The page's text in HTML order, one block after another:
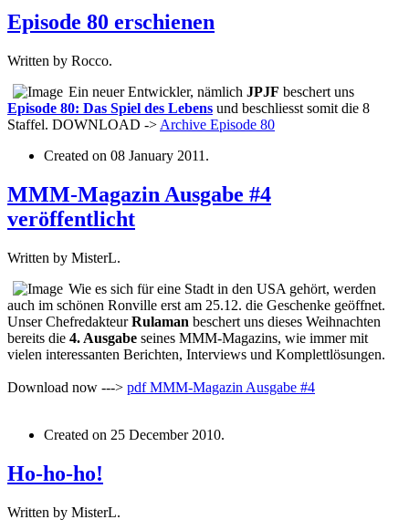
Episode 80 erschienen
Written by Rocco.
Ein neuer Entwickler, nämlich JPJF beschert uns
Episode 80: Das Spiel des Lebens und beschliesst somit die 8
Staffel. DOWNLOAD -> Archive Episode 80
Created on 08 January 2011 .
MMM-Magazin Ausgabe #4
veröffentlicht
Written by MisterL.
Wie es sich für eine Stadt in den USA gehört, werden
auch im schönen Ronville erst am 25.12. die Geschenke geöffnet.
Unser ChefredakteurRulaman beschert uns dieses Weihnachten
bereits die 4. Ausgabe seines MMM-Magazins, wie immer mit
vielen interessanten Berichten, Interviews und Komplettlösungen.
Download now ---> pdfMMM-Magazin Ausgabe #4
Created on 25 December 2010.
Ho-ho-ho!
Written by MisterL.